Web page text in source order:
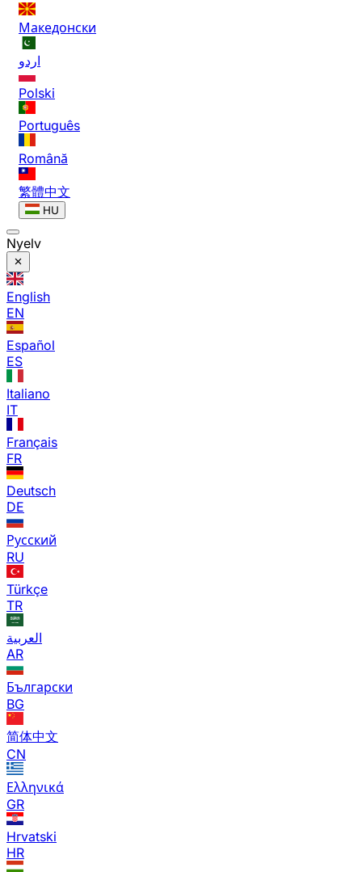
Македонски
اردو
Polski
Português
Română
繁體中文
HU
Nyelv
English
EN
Español
ES
Italiano
IT
Français
FR
Deutsch
DE
Русский
RU
Türkçe
TR
العربية
AR
Български
BG
简体中文
CN
Ελληνικά
GR
Hrvatski
HR